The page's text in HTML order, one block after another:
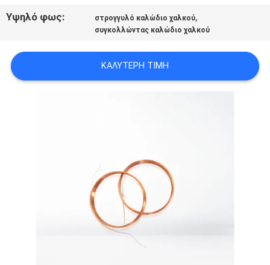
ΖΗΤΉΣΤΕ
ΑΠΌΣΠΑΣΜΑ
Υψηλό φως: στρογγυλό καλώδιο χαλκού,
συγκολλώντας καλώδιο χαλκού
ΚΑΛΎΤΕΡΗ ΤΙΜΉ